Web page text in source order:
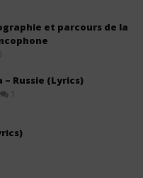
et parcours de la
Russie (Lyrics)
1